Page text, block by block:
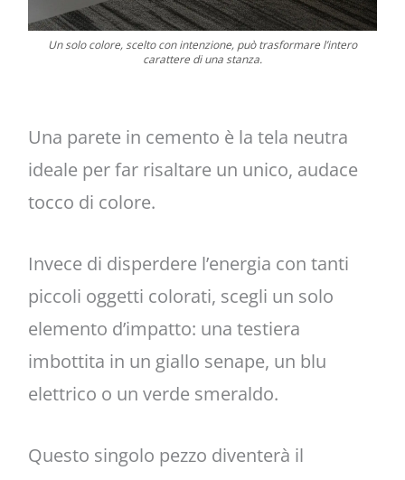
Un solo colore, scelto con intenzione, può trasformare l’intero
carattere di una stanza.
Una parete in cemento è la tela neutra
ideale per far risaltare un unico, audace
tocco di colore.
Invece di disperdere l’energia con tanti
piccoli oggetti colorati, scegli un solo
elemento d’impatto: una testiera
imbottita in un giallo senape, un blu
elettrico o un verde smeraldo.
Questo singolo pezzo diventerà il